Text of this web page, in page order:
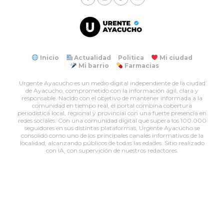
Inicio Actualidad Politica
Mi ciudad
Mi barrio
Farmacias
Urgente Ayacucho es un medio digital independiente de la ciudad
de Ayacucho, comprometido con la información ágil, clara y
responsable. Nacido con el objetivo de mantener informada a la
comunidad en tiempo real, el portal combina cobertura
periodística local, regional y provincial con una fuerte presencia en
redes sociales. Con una comunidad digital que supera los 100.000
seguidores en sus distintas plataformas, Urgente Ayacucho se
consolidó como uno de los principales canales informativos de la
localidad, alcanzando públicos de todas las edades. Sitio realizado
con IA, con supervición de nuestros redactores.